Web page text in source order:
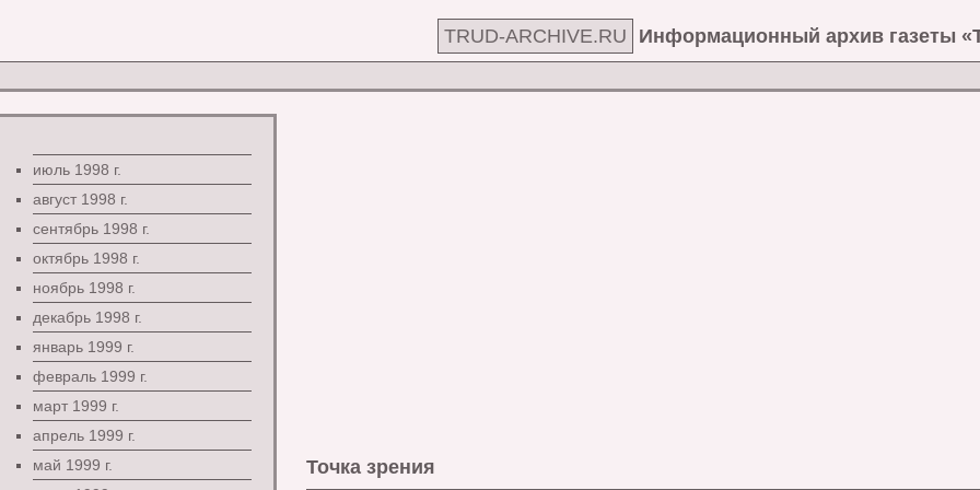
TRUD-ARCHIVE.RU Информационный архив газеты
июль 1998 г.
август 1998 г.
сентябрь 1998 г.
октябрь 1998 г.
ноябрь 1998 г.
декабрь 1998 г.
январь 1999 г.
февраль 1999 г.
март 1999 г.
апрель 1999 г.
май 1999 г.
Точка зрения